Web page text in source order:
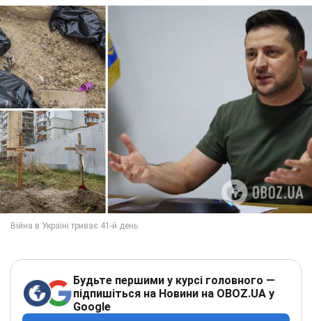
Будьте першими у курсі головного —
підпишіться на Новини на OBOZ.UA у
Google